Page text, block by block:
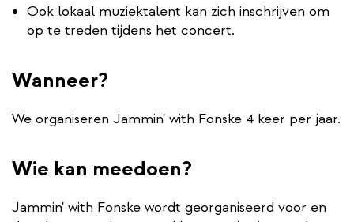
Ook lokaal muziektalent kan zich inschrijven om
op te treden tijdens het concert.
Wanneer?
We organiseren Jammin' with Fonske 4 keer per jaar.
Wie kan meedoen?
Jammin' with Fonske wordt georganiseerd voor en